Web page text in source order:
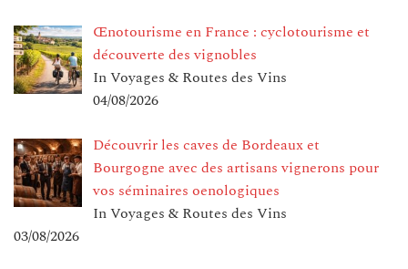
Œnotourisme en France : cyclotourisme et
découverte des vignobles
In Voyages & Routes des Vins
04/08/2026
Découvrir les caves de Bordeaux et
Bourgogne avec des artisans vignerons pour
vos séminaires oenologiques
In Voyages & Routes des Vins
03/08/2026